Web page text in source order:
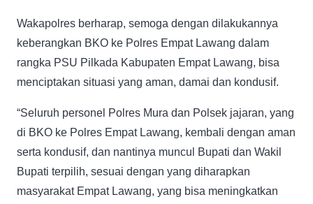
Wakapolres berharap, semoga dengan dilakukannya
keberangkan BKO ke Polres Empat Lawang dalam
rangka PSU Pilkada Kabupaten Empat Lawang, bisa
menciptakan situasi yang aman, damai dan kondusif.
“Seluruh personel Polres Mura dan Polsek jajaran, yang
di BKO ke Polres Empat Lawang, kembali dengan aman
serta kondusif, dan nantinya muncul Bupati dan Wakil
Bupati terpilih, sesuai dengan yang diharapkan
masyarakat Empat Lawang, yang bisa meningkatkan